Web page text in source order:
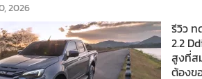
2026
รีวิว ท
2.2
สูงที่ส
ต้องข